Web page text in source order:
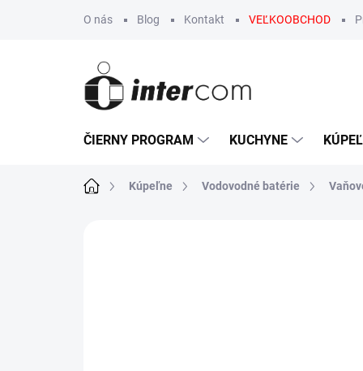
O nás Blog Kontakt VEĽKOOBCHOD
ČIERNY PROGRAM KUCHYNE
DomovKúpeľne Vodovodné batérie